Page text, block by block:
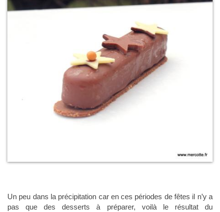
Un peu dans la précipitation car en ces périodes de fêtes il n’y a
pas que des desserts à préparer, voilà le résultat du